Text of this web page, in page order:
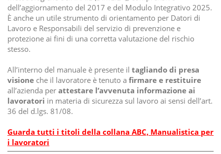
dell’aggiornamento del 2017 e del Modulo Integrativo 2025.
È anche un utile strumento di orientamento per Datori di
Lavoro e Responsabili del servizio di prevenzione e
protezione ai fini di una corretta valutazione del rischio
stesso.
All’interno del manuale è presente il tagliando di presa
visione che il lavoratore è tenuto a firmare e restituire
all’azienda per attestare l’avvenuta informazione ai
lavoratori in materia di sicurezza sul lavoro ai sensi dell’art.
36 del d.lgs. 81/08.
Guarda tutti i titoli della collana ABC, Manualistica per
i lavoratori